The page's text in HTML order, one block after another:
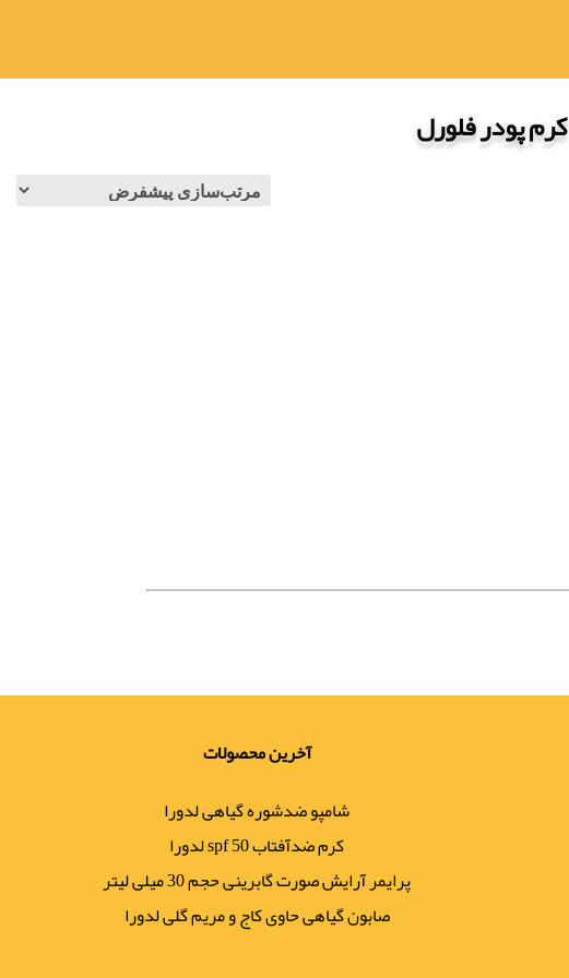
کرم پودر فلورل
آخرین محصولات
شامپو ضدشوره گیاهی لدورا
کرم ضدآفتاب spf 50 لدورا
پرایمر آرایش صورت گابرینی حجم 30 میلی لیتر
صابون گیاهی حاوی کاج و مریم گلی لدورا